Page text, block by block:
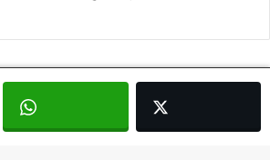
los derechos reservados - Metrópoli
San Luis 2013 |